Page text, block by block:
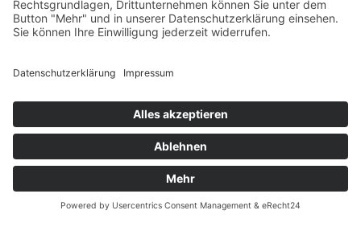
Datenschutz
Fernabsatz
Widerrufsrecht bei Reparaturen
Kontakt
Ergänzende Allgemeine Geschäftsbedingungen zum
easyCredit-Ratenkauf
Garantiefall